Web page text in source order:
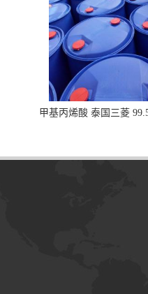
甲基丙烯酸 泰国三菱